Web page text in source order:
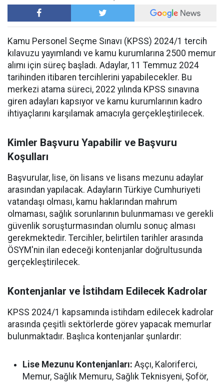
Kamu Personel Seçme Sınavı (KPSS) 2024/1 tercih
kılavuzu yayımlandı ve kamu kurumlarına 2500 memur
alımı için süreç başladı. Adaylar, 11 Temmuz 2024
tarihinden itibaren tercihlerini yapabilecekler. Bu
merkezi atama süreci, 2022 yılında KPSS sınavına
giren adayları kapsıyor ve kamu kurumlarının kadro
ihtiyaçlarını karşılamak amacıyla gerçekleştirilecek.
Kimler Başvuru Yapabilir ve Başvuru
Koşulları
Başvurular, lise, ön lisans ve lisans mezunu adaylar
arasından yapılacak. Adayların Türkiye Cumhuriyeti
vatandaşı olması, kamu haklarından mahrum
olmaması, sağlık sorunlarının bulunmaması ve gerekli
güvenlik soruşturmasından olumlu sonuç alması
gerekmektedir. Tercihler, belirtilen tarihler arasında
ÖSYM'nin ilan edeceği kontenjanlar doğrultusunda
gerçekleştirilecek.
Kontenjanlar ve İstihdam Edilecek Kadrolar
KPSS 2024/1 kapsamında istihdam edilecek kadrolar
arasında çeşitli sektörlerde görev yapacak memurlar
bulunmaktadır. Başlıca kontenjanlar şunlardır:
Lise Mezunu Kontenjanları: Aşçı, Kaloriferci,
Memur, Sağlık Memuru, Sağlık Teknisyeni, Şoför,